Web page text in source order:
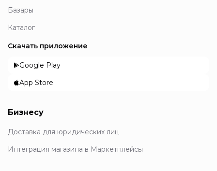
Базары
Каталог
Скачать приложение
Google Play
App Store
Бизнесу
Доставка для юридических лиц
Интеграция магазина в Маркетплейсы